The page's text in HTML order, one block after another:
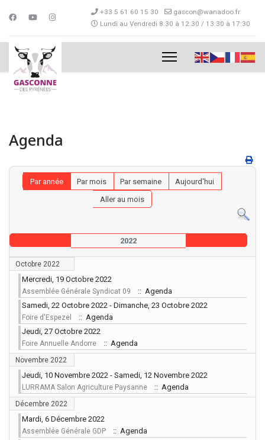
+33 5 61 60 15 30
gascon@wanadoo.fr
Lundi au Vendredi 8:30 à 12:30 / 13:30 à 17:30
Agenda
Par année Par mois Par semaine
Aujourd'hui
Aller au mois
2022
Octobre 2022
Mercredi, 19 Octobre 2022
Assemblée Générale Syndicat 09
:: Agenda
Samedi, 22 Octobre 2022 - Dimanche, 23 Octobre 2022
Foire d'Espezel
:: Agenda
Jeudi, 27 Octobre 2022
Foire Annuelle Andorre :: Agenda
Novembre 2022
Jeudi, 10 Novembre 2022 - Samedi, 12 Novembre 2022
LURRAMA Salon Agriculture Paysanne :: Agenda
Décembre 2022
Mardi, 6 Décembre 2022
Assemblée Générale GDP
:: Agenda